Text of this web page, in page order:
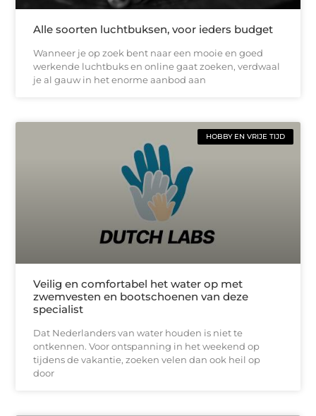
Alle soorten luchtbuksen, voor ieders budget
Wanneer je op zoek bent naar een mooie en goed
werkende luchtbuks en online gaat zoeken, verdwaal
je al gauw in het enorme aanbod aan
HOBBY EN VRIJE TIJD
Veilig en comfortabel het water op met
zwemvesten en bootschoenen van deze
specialist
Dat Nederlanders van water houden is niet te
ontkennen. Voor ontspanning in het weekend op
tijdens de vakantie, zoeken velen dan ook heil op
door